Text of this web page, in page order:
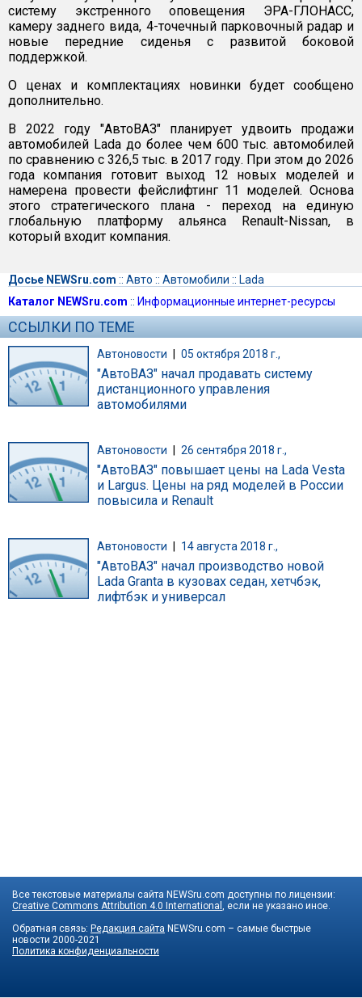
систему экстренного оповещения ЭРА-ГЛОНАСС,
камеру заднего вида, 4-точечный парковочный радар и
новые передние сиденья с развитой боковой
поддержкой.
О ценах и комплектациях новинки будет сообщено
дополнительно.
В 2022 году "АвтоВАЗ" планирует удвоить продажи
автомобилей Lada до более чем 600 тыс. автомобилей
по сравнению с 326,5 тыс. в 2017 году. При этом до 2026
года компания готовит выход 12 новых моделей и
намерена провести фейслифтинг 11 моделей. Основа
этого стратегического плана - переход на единую
глобальную платформу альянса Renault-Nissan, в
который входит компания.
Досье NEWSru.com :: Авто :: Автомобили :: Lada
Каталог NEWSru.com :: Информационные интернет-ресурсы
ССЫЛКИ ПО ТЕМЕ
Автоновости | 05 октября 2018 г.,
"АвтоВАЗ" начал продавать систему
дистанционного управления
автомобилями
Автоновости 26 сентября 2018 г.,
"АвтоВАЗ" повышает цены на Lada Vesta
и Largus. Цены на ряд моделей в России
повысила и Renault
Автоновости 14 августа 2018 г.,
"АвтоВАЗ" начал производство новой
Lada Granta в кузовах седан, хетчбэк,
лифтбэк и универсал
Все текстовые материалы сайта NEWSru.com доступны по лицензии:
Creative Commons Attribution 4.0 International , если не указано иное.
Обратная связь: Редакция сайта NEWSru.com – самые быстрые
новости 2000-2021
Политика конфиденциальности